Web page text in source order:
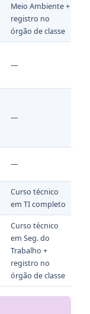
Meio Ambiente +
registro no
órgão de classe
—
—
—
Curso técnico
em TI completo
Curso técnico
em Seg. do
Trabalho +
registro no
órgão de classe